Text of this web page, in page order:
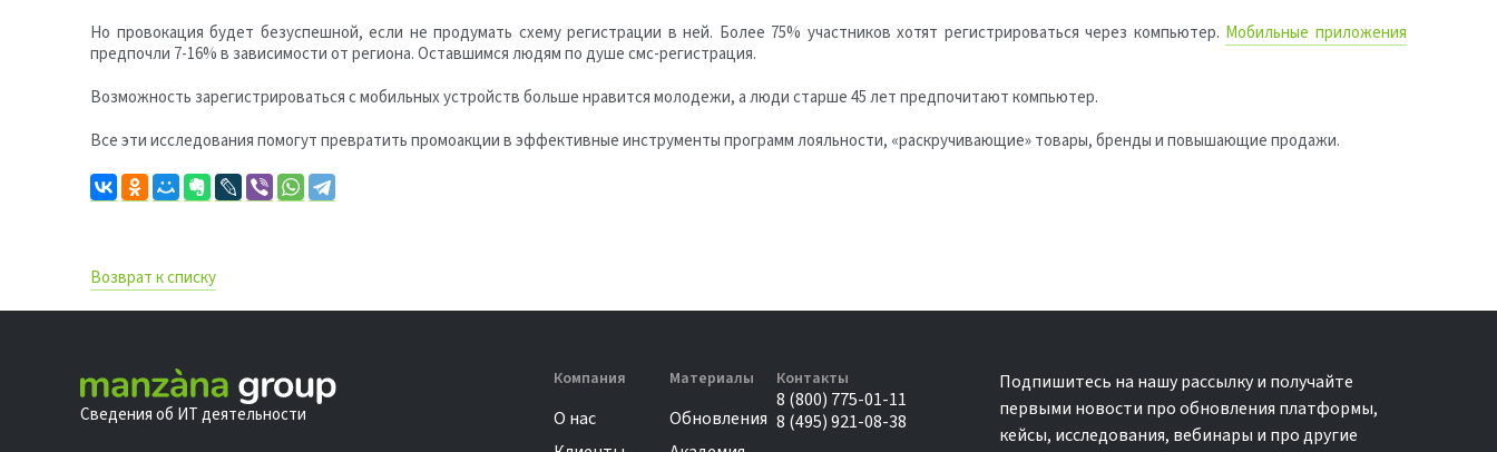
Но провокация будет безуспешной, если не продумать схему регистрации в ней. Более 75% участников хотят регистрироваться через компьютер. Мобильные приложения
предпочли 7-16% в зависимости от региона. Оставшимся людям по душе смс-регистрация.
Возможность зарегистрироваться с мобильных устройств больше нравится молодежи, а люди старше 45 лет предпочитают компьютер.
Все эти исследования помогут превратить промоакции в эффективные инструменты программ лояльности, «раскручивающие» товары, бренды и повышающие продажи.
Возврат к списку
Сведения об ИТ деятельности
Компания
О нас
Материалы
Обновления
Контакты
8 (800) 775-01-11
8 (495) 921-08-38
Подпишитесь на нашу рассылку и получайте
первыми новости про обновления платформы,
кейсы, исследования, вебинары и про другие